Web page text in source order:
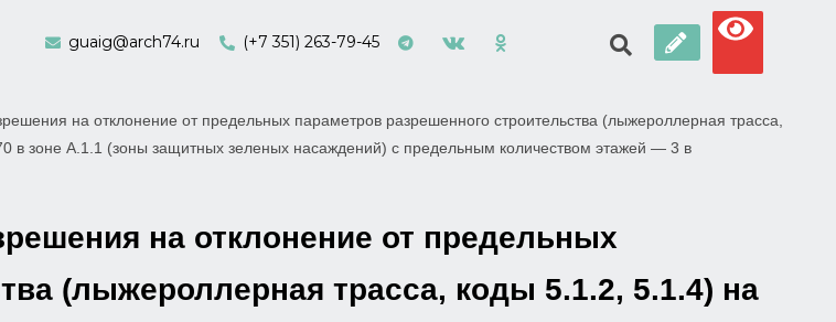
guaig@arch74.ru (+7 351) 263-79-45
на отклонение от предельных параметров разрешенного строительства (лыжероллерная трасса,
в зоне А.1.1 (зоны защитных зеленых насаждений) с предельным количеством этажей — 3 в
на отклонение от предельных
(лыжероллерная трасса, коды 5.1.2, 5.1.4) на